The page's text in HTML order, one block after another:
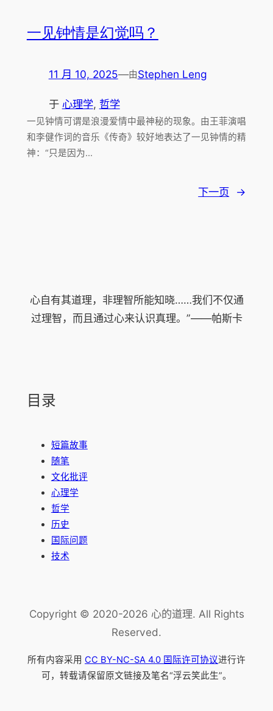
一见钟情是幻觉吗？
11 月 10, 2025—由Stephen Leng
于 心理学, 哲学
一见钟情可谓是浪漫爱情中最神秘的现象。由王菲演唱
和李健作词的音乐《传奇》较好地表达了一见钟情的精
神：“只是因为…
下一页 →
心自有其道理，非理智所能知晓……我们不仅通
过理智，而且通过心来认识真理。”——帕斯卡
目录
短篇故事
随笔
文化批评
心理学
哲学
历史
国际问题
技术
Copyright © 2020-2026 心的道理. All Rights
Reserved.
所有内容采用 CC BY-NC-SA 4.0 国际许可协议进行许
可，转载请保留原文链接及笔名“浮云笑此生”。